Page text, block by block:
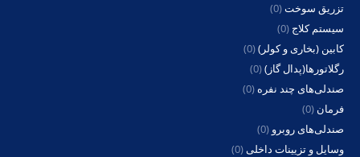
تزریق سوخت(0)
سیستم کلاج (0)
کابین (بخاری و کولر)(0)
رگلاتورها(پدال گاز)(0)
صندلی‌های چند نفره (0)
فرمان (0)
صندلی‌های روبرو (0)
وسایل و تزیینات داخلی(0)